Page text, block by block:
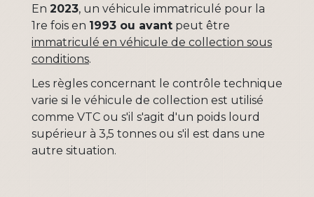
En 2023, un véhicule immatriculé pour la
1re fois en 1993 ou avant peut être
immatriculé en véhicule de collection sous
conditions.
Les règles concernant le contrôle technique
varie si le véhicule de collection est utilisé
comme VTC ou s'il s'agit d'un poids lourd
supérieur à 3,5 tonnes ou s'il est dans une
autre situation.